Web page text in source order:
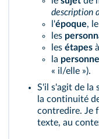
description
l'époque,
les
les étapes
la personne
« il/elle »).
S'il s'agit de la
la continuité
contredire. Je
texte, au